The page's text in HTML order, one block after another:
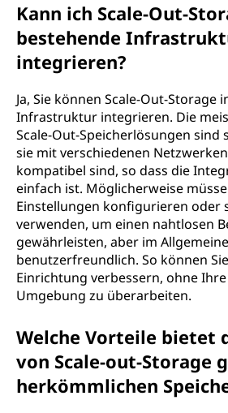
Kann ich Scale-Out-
bestehende
integrieren?
Ja, Sie können Scale-Out-Storage
Infrastruktur integrieren. Die
Scale-Out-Speicherlösungen sind
sie mit verschiedenen
kompatibel sind, so dass die
einfach ist. Möglicherweise
Einstellungen konfigurieren oder
verwenden, um einen nahtlosen
gewährleisten, aber im
benutzerfreundlich. So können
Einrichtung verbessern, ohne
Umgebung zu überarbeiten.
Welche Vorteile bietet
von Scale-out-Storage
herkömmlichen